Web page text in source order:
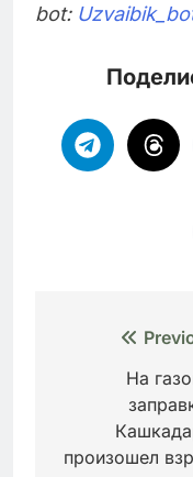
bot:
записям
На
произошел